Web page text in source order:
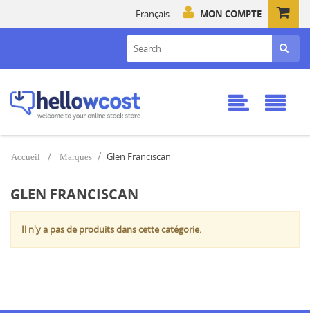
MON COMPTE
Français
Accueil Marques Glen Franciscan
GLEN FRANCISCAN
Il n'y a pas de produits dans cette catégorie.